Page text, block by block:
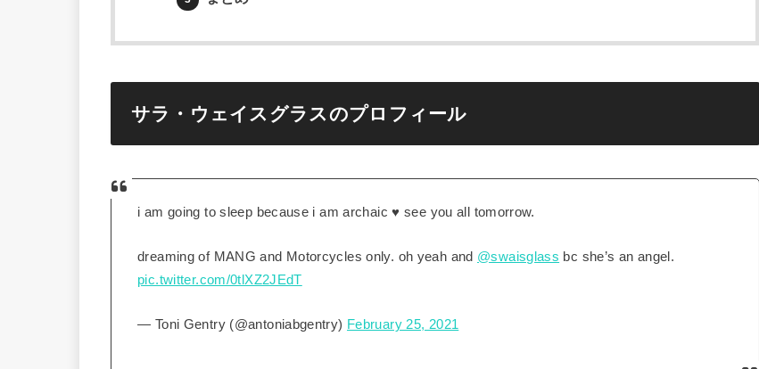
サラ・ウェイスグラスのプロフィール
i am going to sleep because i am archaic ♥️ see you all tomorrow.
dreaming of MANG and Motorcycles only. oh yeah and @swaisglass bc she’s an angel.
pic.twitter.com/0tlXZ2JEdT
— Toni Gentry (@antoniabgentry) February 25, 2021